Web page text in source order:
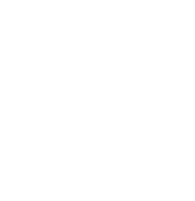
el aula?